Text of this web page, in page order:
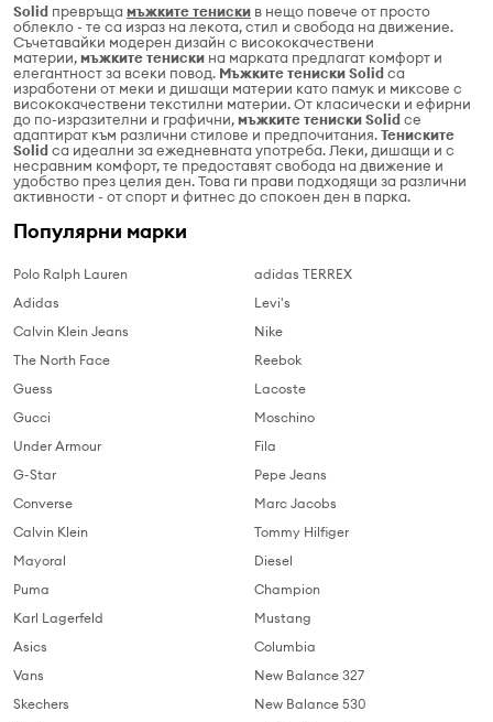
Solid превръщамъжките тениски в нещо повече от просто
облекло - те са израз на лекота, стил и свобода на движение.
Съчетавайки модерен дизайн с висококачествени
материи,мъжките тениски на марката предлагат комфорт и
елегантност за всеки повод. Мъжките тениски Solidса
изработени от меки и дишащи материи като памук и миксове с
висококачествени текстилни материи. От класически и ефирни
до по-изразителни и графични,мъжките тениски Solidсе
адаптират към различни стилове и предпочитания.Тениските
Solidса идеални за ежедневната употреба. Леки, дишащи и с
несравним комфорт, те предоставят свобода на движение и
удобство през целия ден. Това ги прави подходящи за различни
активности - от спорт и фитнес до спокоен ден в парка.
Популярни марки
Polo Ralph Lauren
Adidas
Calvin Klein Jeans
The North Face
Guess
Gucci
Under Armour
G-Star
Converse
Calvin Klein
Mayoral
Puma
Karl Lagerfeld
Asics
Vans
Skechers
adidas TERREX
Levi's
Nike
Reebok
Lacoste
Moschino
Fila
Pepe Jeans
Marc Jacobs
Tommy Hilfiger
Diesel
Champion
Mustang
Columbia
New Balance 327
New Balance 530